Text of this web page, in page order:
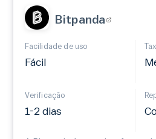
Bitpanda
Facilidade de uso
Fácil
Verificação
1-2 dias